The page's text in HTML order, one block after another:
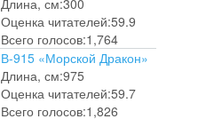
Оценка читателей:59.9
Всего голосов:1,764
В-915 «Морской Дракон»
Длина, см:975
Оценка читателей:59.7
Всего голосов:1,826